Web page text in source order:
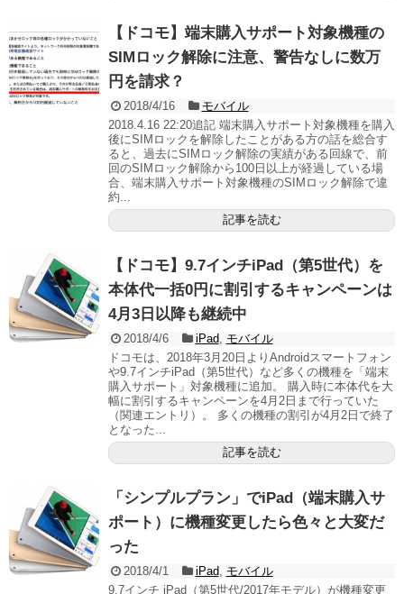
【ドコモ】端末購入サポート対象機種の
SIMロック解除に注意、警告なしに数万
円を請求？
2018/4/16
モバイル
2018.4.16 22:20追記 端末購入サポート対象機種を購入
後にSIMロックを解除したことがある方の話を総合す
ると、過去にSIMロック解除の実績がある回線で、前
回のSIMロック解除から100日以上が経過している場
合、端末購入サポート対象機種のSIMロック解除で違
約...
記事を読む
【ドコモ】9.7インチiPad（第5世代）を
本体代一括0円に割引するキャンペーンは
4月3日以降も継続中
2018/4/6 iPad
モバイル
ドコモは、2018年3月20日よりAndroidスマートフォン
や9.7インチiPad（第5世代）など多くの機種を「端末
購入サポート」対象機種に追加。 購入時に本体代を大
幅に割引するキャンペーンを4月2日まで行っていた
（関連エントリ）。 多くの機種の割引が4月2日で終了
となった...
記事を読む
「シンプルプラン」でiPad（端末購入サ
ポート）に機種変更したら色々と大変だ
った
2018/4/1 iPad
モバイル
9.7インチ iPad（第5世代/2017年モデル）が機種変更